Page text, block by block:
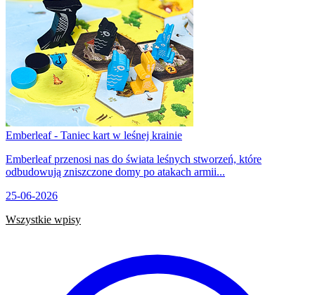
Emberleaf - Taniec kart w leśnej krainie
Emberleaf przenosi nas do świata leśnych stworzeń, które
odbudowują zniszczone domy po atakach armii...
25-06-2026
Wszystkie wpisy